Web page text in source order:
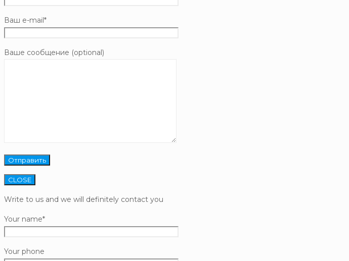
Ваш e-mail*
Ваше сообщение (optional)
CLOSE
Write to us and we will definitely contact you
Your name*
Your phone